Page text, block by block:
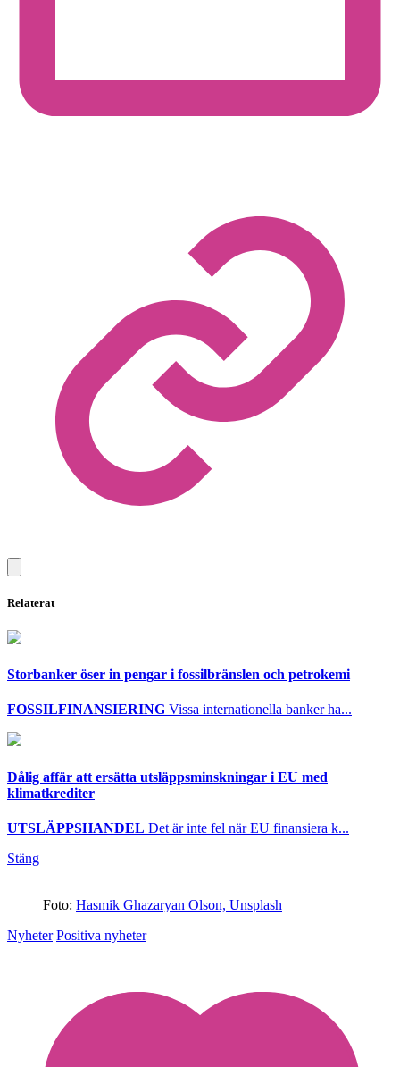
Relaterat
Storbanker öser in pengar i fossilbränslen och petrokemi
FOSSILFINANSIERING Vissa internationella banker ha...
Dålig affär att ersätta utsläppsminskningar i EU med
klimatkrediter
UTSLÄPPSHANDEL Det är inte fel när EU finansiera k...
Stäng
Foto: Hasmik Ghazaryan Olson, Unsplash
Nyheter Positiva nyheter